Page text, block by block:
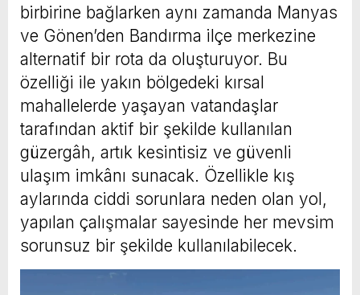
birbirine bağlarken aynı zamanda Manyas
ve Gönen’den Bandırma ilçe merkezine
alternatif bir rota da oluşturuyor. Bu
özelliği ile yakın bölgedeki kırsal
mahallelerde yaşayan vatandaşlar
tarafından aktif bir şekilde kullanılan
güzergâh, artık kesintisiz ve güvenli
ulaşım imkânı sunacak. Özellikle kış
aylarında ciddi sorunlara neden olan yol,
yapılan çalışmalar sayesinde her mevsim
sorunsuz bir şekilde kullanılabilecek.